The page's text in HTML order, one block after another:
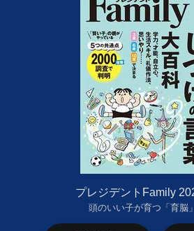
プレジデントFamily
頭のいい子が育つ「育脳